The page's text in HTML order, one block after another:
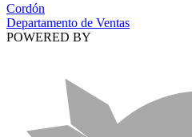
Cordón
Departamento de Ventas
POWERED BY